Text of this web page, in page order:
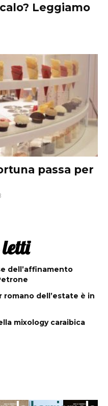
Leggiamo
passa per
dell’affinamento
romano dell’estate è in
mixology caraibica